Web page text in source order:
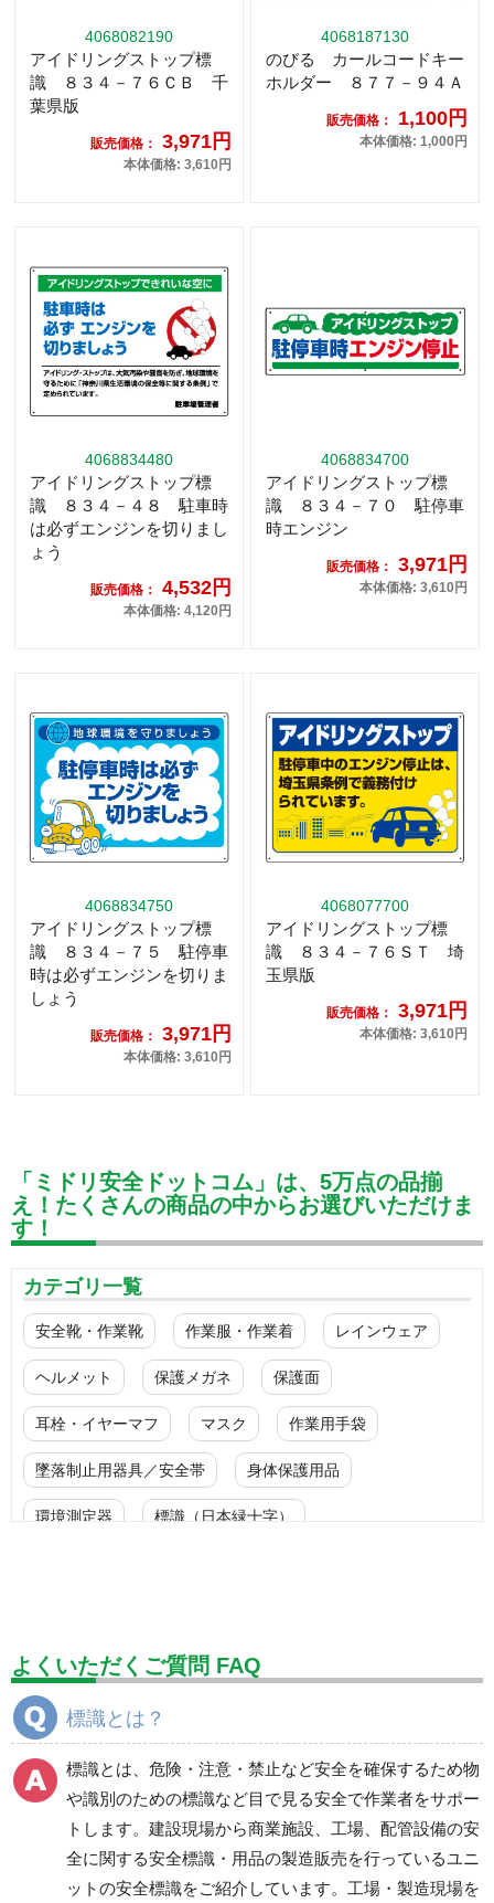
4068082190
アイドリングストップ標
識 ８３４－７６ＣＢ 千
葉県版
販売価格： 3,971円
本体価格: 3,610円
4068187130
のびる カールコードキー
ホルダー ８７７－９４Ａ
販売価格： 1,100円
本体価格: 1,000円
4068834480
アイドリングストップ標
識 ８３４－４８ 駐車時
は必ずエンジンを切りまし
ょう
販売価格： 4,532円
本体価格: 4,120円
4068834700
アイドリングストップ標
識 ８３４－７０ 駐停車
時エンジン
販売価格： 3,971円
本体価格: 3,610円
4068834750
アイドリングストップ標
識 ８３４－７５ 駐停車
時は必ずエンジンを切りま
しょう
販売価格： 3,971円
本体価格: 3,610円
4068077700
アイドリングストップ標
識 ８３４－７６ＳＴ 埼
玉県版
販売価格： 3,971円
本体価格: 3,610円
「ミドリ安全ドットコム」は、5万点の品揃
え！たくさんの商品の中からお選びいただけま
す！
カテゴリ一覧
安全靴・作業靴 作業服・作業着 レインウェア
ヘルメット 保護メガネ 保護面
耳栓・イヤーマフ マスク 作業用手袋
墜落制止用器具／安全帯 身体保護用品
環境測定器 標識（日本緑十字）
設備用品・作業補助用品 工事作業用品
分煙対策機器
電気保守用品 ワイパー クリーンルーム対策用品
防災グッズ（防災セット） 救急医療品
健康管理器具 季節商品 ウイルス対策用品
商品カテゴリ一覧
よくいただくご質問 FAQ
標識とは？
標識とは、危険・注意・禁止など安全を確保するため物
や識別のための標識など目で見る安全で作業者をサポー
トします。建設現場から商業施設、工場、配管設備の安
全に関する安全標識・用品の製造販売を行っているユニ
ットの安全標識をご紹介しています。工場・製造現場を